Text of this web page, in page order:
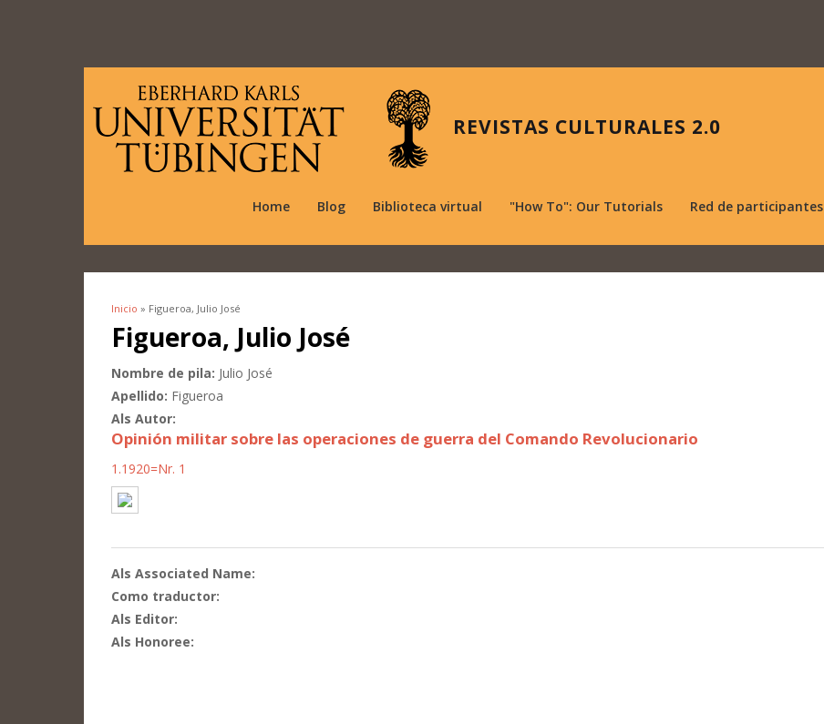
REVISTAS CULTURALES 2.0
Home Blog Biblioteca virtual "How To": Our Tutorials Red de participantes
Se encuentra usted aquí
Inicio » Figueroa, Julio José
Figueroa, Julio José
Nombre de pila: Julio José
Apellido: Figueroa
Als Autor:
Opinión militar sobre las operaciones de guerra del Comando Revolucionario
1.1920=Nr. 1
Als Associated Name:
Como traductor:
Als Editor:
Als Honoree: